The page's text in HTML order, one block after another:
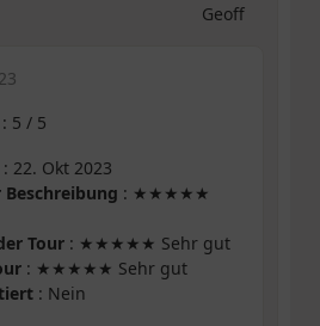
Geoff
: 5 / 5
: 22. Okt 2023
: ★★★★★
Tour : ★★★★★ Sehr gut
: ★★★★★ Sehr gut
: Nein